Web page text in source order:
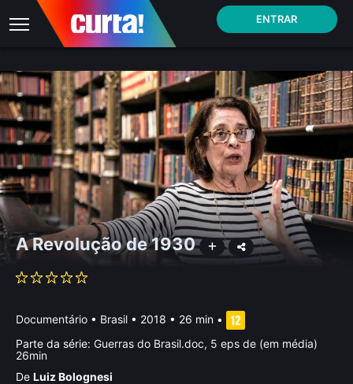
ENTRAR
A Revolução de 1930
Documentário • Brasil • 2018 • 26 min •
Parte da série: Guerras do Brasil.doc, 5 eps de (em média)
26min
De Luiz Bolognesi